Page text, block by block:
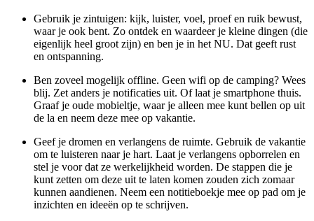
Gebruik je zintuigen: kijk, luister, voel, proef en ruik bewust,
waar je ook bent. Zo ontdek en waardeer je kleine dingen (die
eigenlijk heel groot zijn) en ben je in het NU. Dat geeft rust
en ontspanning.
Ben zoveel mogelijk offline. Geen wifi op de camping? Wees
blij. Zet anders je notificaties uit. Of laat je smartphone thuis.
Graaf je oude mobieltje, waar je alleen mee kunt bellen op uit
de la en neem deze mee op vakantie.
Geef je dromen en verlangens de ruimte. Gebruik de vakantie
om te luisteren naar je hart. Laat je verlangens opborrelen en
stel je voor dat ze werkelijkheid worden. De stappen die je
kunt zetten om deze uit te laten komen zouden zich zomaar
kunnen aandienen. Neem een notitieboekje mee op pad om je
inzichten en ideeën op te schrijven.